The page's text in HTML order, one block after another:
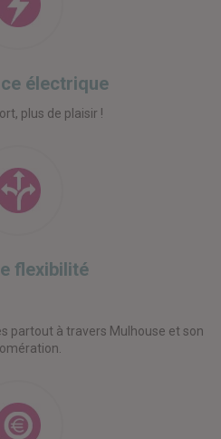
électrique
plus de plaisir !
flexibilité
partout à travers Mulhouse et son